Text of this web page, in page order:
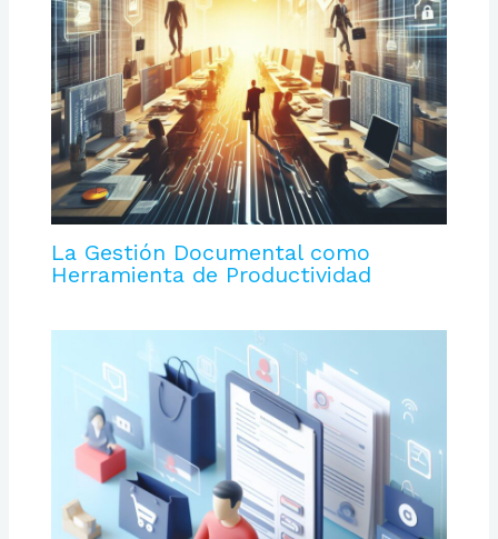
La Gestión Documental como
Herramienta de Productividad